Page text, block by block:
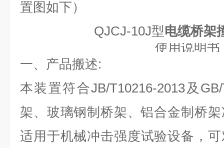
置图如下）
QJCJ-10J型电缆桥架
使用说明书
一、产品搬述:
本装置符合JB/T10216-2013及
架、玻璃钢制桥架、铝合金制桥
适用于机械冲击强度试验设备，